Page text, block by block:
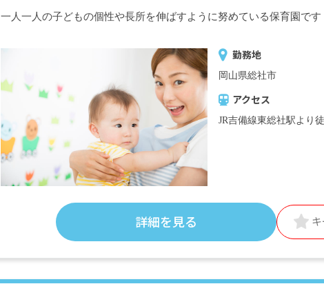
一人一人の子どもの個性や長所を伸ばすように努めている保育園です
勤務地
岡山県総社市
アクセス
JR吉備線東総社駅より
詳細を見る